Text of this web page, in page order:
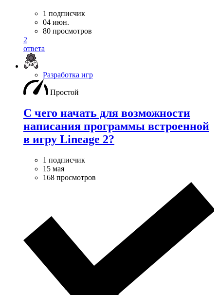
1 подписчик
04 июн.
80 просмотров
2
ответа
Разработка игр
Простой
С чего начать для возможности
написания программы встроенной
в игру Lineage 2?
1 подписчик
15 мая
168 просмотров